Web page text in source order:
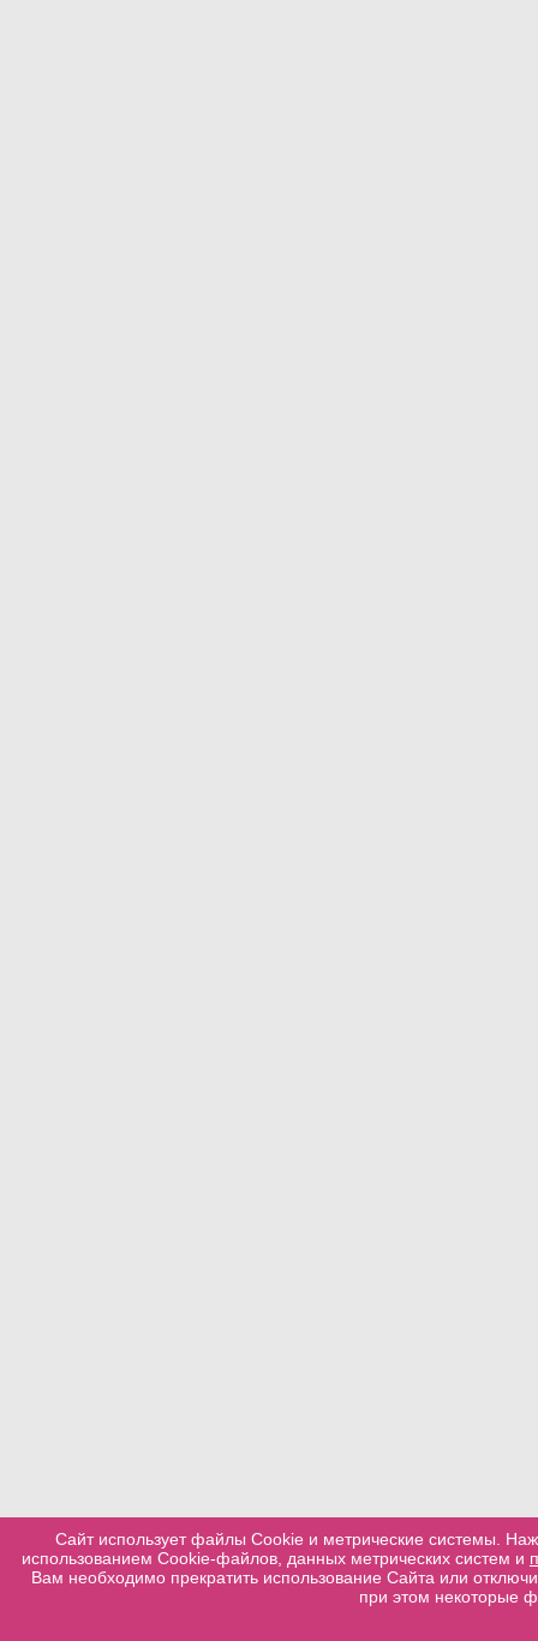
Сайт использует файлы Cookie и метрические системы.
использованием Cookie-файлов, данных метрических систем и
Вам необходимо прекратить использование Сайта или
при этом некоторые